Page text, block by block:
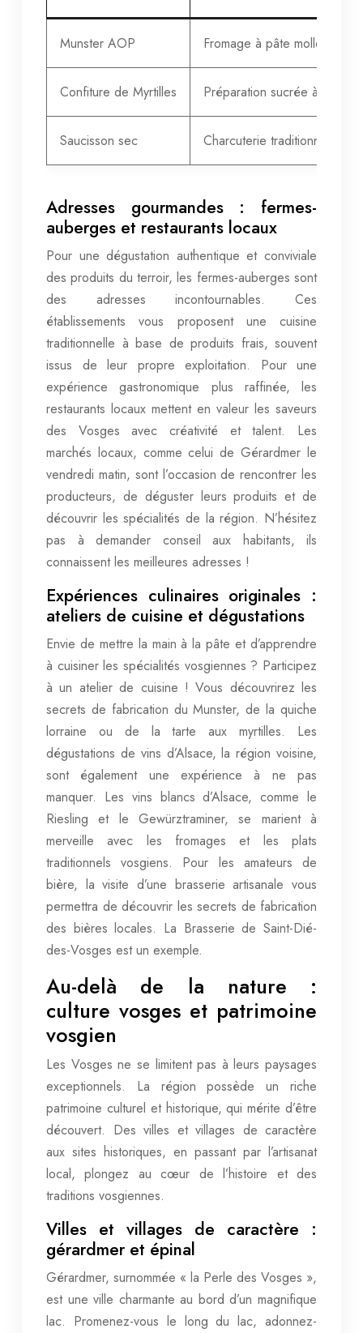
Munster AOP Fromage à pâte molle,
Confiture de Myrtilles Préparation sucrée à base
Saucisson sec Charcuterie traditionnelle à
Adresses gourmandes : fermes-
auberges et restaurants locaux
Pour une dégustation authentique et conviviale
des produits du terroir, les fermes-auberges sont
des adresses incontournables. Ces
établissements vous proposent une cuisine
traditionnelle à base de produits frais, souvent
issus de leur propre exploitation. Pour une
expérience gastronomique plus raffinée, les
restaurants locaux mettent en valeur les saveurs
des Vosges avec créativité et talent. Les
marchés locaux, comme celui de Gérardmer le
vendredi matin, sont l’occasion de rencontrer les
producteurs, de déguster leurs produits et de
découvrir les spécialités de la région. N’hésitez
pas à demander conseil aux habitants, ils
connaissent les meilleures adresses !
Expériences culinaires originales :
ateliers de cuisine et dégustations
Envie de mettre la main à la pâte et d’apprendre
à cuisiner les spécialités vosgiennes ? Participez
à un atelier de cuisine ! Vous découvrirez les
secrets de fabrication du Munster, de la quiche
lorraine ou de la tarte aux myrtilles. Les
dégustations de vins d’Alsace, la région voisine,
sont également une expérience à ne pas
manquer. Les vins blancs d’Alsace, comme le
Riesling et le Gewürztraminer, se marient à
merveille avec les fromages et les plats
traditionnels vosgiens. Pour les amateurs de
bière, la visite d’une brasserie artisanale vous
permettra de découvrir les secrets de fabrication
des bières locales. La Brasserie de Saint-Dié-
des-Vosges est un exemple.
Au-delà de la nature :
culture vosges et patrimoine
vosgien
Les Vosges ne se limitent pas à leurs paysages
exceptionnels. La région possède un riche
patrimoine culturel et historique, qui mérite d’être
découvert. Des villes et villages de caractère
aux sites historiques, en passant par l’artisanat
local, plongez au cœur de l’histoire et des
traditions vosgiennes.
Villes et villages de caractère :
gérardmer et épinal
Gérardmer, surnommée « la Perle des Vosges »,
est une ville charmante au bord d’un magnifique
lac. Promenez-vous le long du lac, adonnez-